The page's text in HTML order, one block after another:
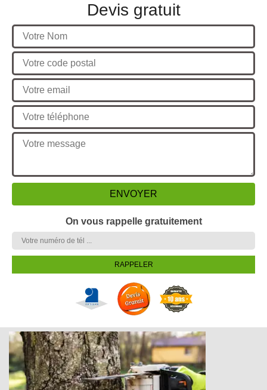
Devis gratuit
On vous rappelle gratuitement